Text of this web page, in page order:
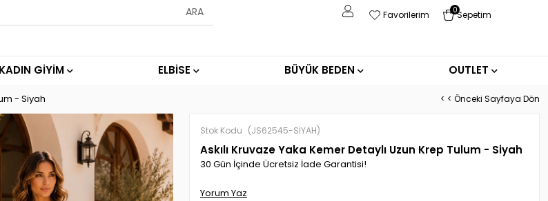
Sepetim
0
Favorilerim
KADIN GİYİM ELBİSE BÜYÜK BEDEN OUTLET
- Siyah < < Önceki Sayfaya Dön
Stok Kodu (JS62545-SİYAH)
Askılı Kruvaze Yaka Kemer Detaylı Uzun Krep Tulum - Siyah
30 Gün İçinde Ücretsiz İade Garantisi!
Yorum Yaz